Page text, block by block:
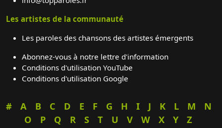
Les artistes de la communauté
Les paroles des chansons des artistes émergents
Abonnez-vous à notre lettre d'information
Conditions d'utilisation YouTube
Conditions d'utilisation Google
# A B C D E F G H I J K L M
N
O
P Q R S T U V W X Y Z